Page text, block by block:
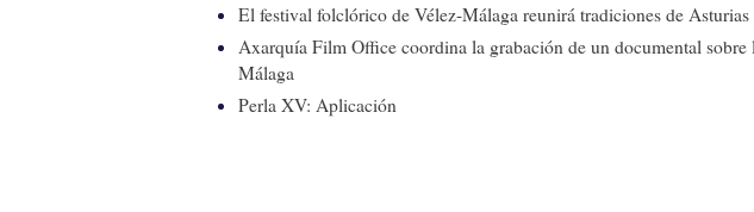
El festival folclórico de Vélez-Málaga reunirá tradiciones de
Axarquía Film Office coordina la grabación de un documental sobre
Málaga
Perla XV: Aplicación